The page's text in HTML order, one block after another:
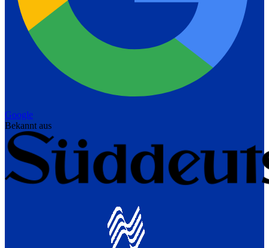
Google
Bekannt aus